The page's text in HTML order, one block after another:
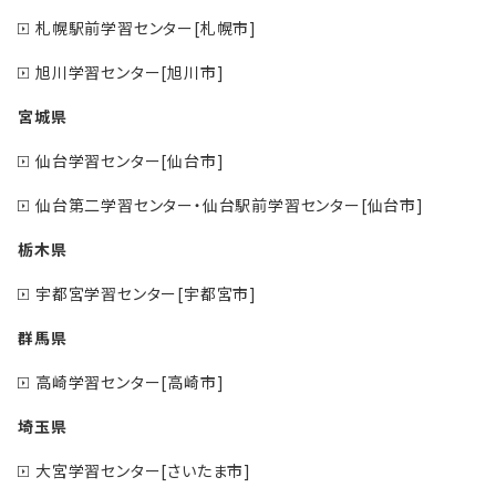
札幌駅前学習センター[札幌市]
旭川学習センター[旭川市]
宮城県
仙台学習センター[仙台市]
仙台第二学習センター・仙台駅前学習センター[仙台市]
栃木県
宇都宮学習センター[宇都宮市]
群馬県
高崎学習センター[高崎市]
埼玉県
大宮学習センター[さいたま市]